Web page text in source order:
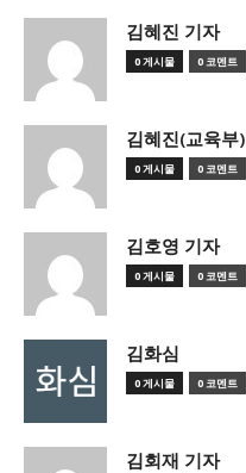
김혜진 기자
0 게시물 0 코멘트
김혜진(교육부)
0 게시물 0 코멘트
김호영 기자
0 게시물 0 코멘트
김화심
0 게시물 0 코멘트
김회재 기자